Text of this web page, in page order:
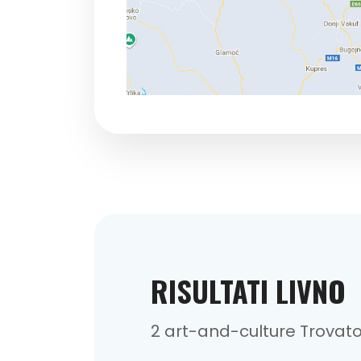
RISULTATI LIVNO
2 art-and-culture